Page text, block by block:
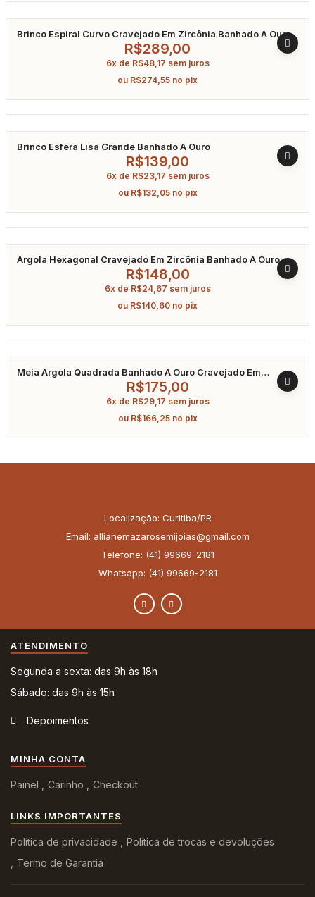
Brinco Espiral Curvo Cravejado Em Zircônia Banhado A Ouro
R$289,00
6x de R$48,17 sem juros
ou R$274,55 no pix
Brinco Esfera Lisa Grande Banhado A Ouro
R$139,00
6x de R$23,17 sem juros
ou R$132,05 no pix
Argola Hexagonal Cravejado Em Zircônia Banhado A Ouro
R$148,00
6x de R$24,67 sem juros
ou R$140,60 no pix
Meia Argola Quadrada Banhado A Ouro Cravejado Em
R$175,00
6x de R$29,17 sem juros
ou R$166,25 no pix
Localização: Curitiba/PR
Email: allianemazarosemijoias@gmail.com
Telefone: (41) 99669-2181
Whatsapp: (41) 99669-2181
ATENDIMENTO
Segunda a sexta: das 9h às 18h
Sábado: das 9h às 15h
Depoimentos
MINHA CONTA
Painel Carinho Checkout
LINKS IMPORTANTES
Política de privacidade
Política de trocas e devoluções
Termo de Garantia